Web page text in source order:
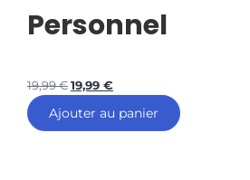
Personnel
19,99€19,99 €
Ajouter au panier